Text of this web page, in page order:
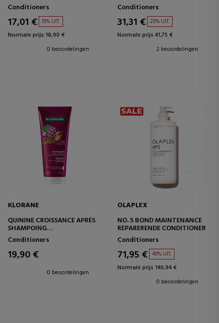
Conditioners
17,01 € 10% UIT.
Normale prijs 18,90 €
0 beoordelingen
ROZEMARIJN EN WITTE THEE
Conditioners
31,31 € 25% UIT.
Normale prijs 41,75 €
2 beoordelingen
KLORANE
QUININE CROISSANCE APRÉS
SHAMPOING
GROEIVERSNELLER
CONDITIONER
Conditioners
19,90 €
0 beoordelingen
OLAPLEX
NO. 5 BOND MAINTENANCE
REPARERENDE CONDITIONER
Conditioners
71,95 € 49% UIT.
Normale prijs 140,94 €
0 beoordelingen